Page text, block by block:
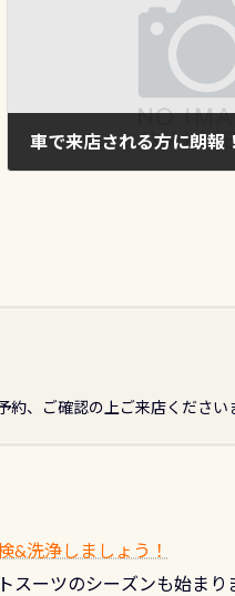
車で来店される方に朗報！
約、ご確認の上ご来店ください
&洗浄しましょう！
スーツのシーズンも始ま